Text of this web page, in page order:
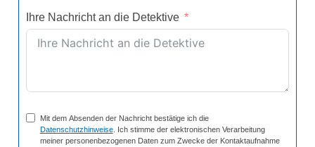
Ihre Nachricht an die Detektive
Mit dem Absenden der Nachricht bestätige ich die
Datenschutzhinweise. Ich stimme der elektronischen Verarbeitung
meiner personenbezogenen Daten zum Zwecke der Kontaktaufnahme